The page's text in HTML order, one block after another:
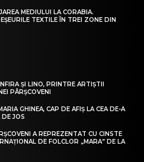
MEDIULUI LA CORABIA.
TEXTILE ÎN TREI ZONE DIN
ȘI LINO, PRINTRE ARTIȘTII
PÂRȘCOVENI
GHINEA, CAP DE AFIȘ LA CEA DE-A
DE JOS
A REPREZENTAT CU CINSTE
DE FOLCLOR „MARA” DE LA